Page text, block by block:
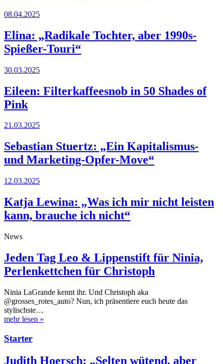
08.04.2025
Elina: „Radikale Tochter, aber 1990s-
Spießer-Touri“
30.03.2025
Eileen: Filterkaffeesnob in 50 Shades of
Pink
21.03.2025
Sebastian Stuertz: „Ein Kapitalismus-
und Marketing-Opfer-Move“
12.03.2025
Katja Lewina: „Was ich mir nicht leisten
kann, brauche ich nicht“
News
Jeden Tag Leo & Lippenstift für Ninia,
Perlenkettchen für Christoph
Ninia LaGrande kennt ihr. Und Christoph aka
@grosses_rotes_auto? Nun, ich präsentiere euch heute das
stylischste…
mehr lesen »
Starter
Judith Hoersch: „Selten wütend, aber